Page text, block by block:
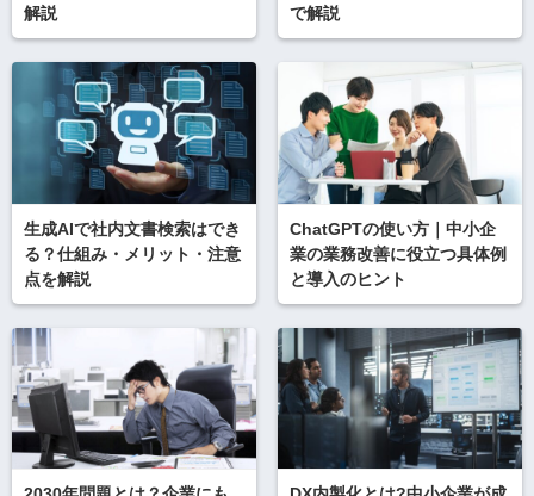
解説
で解説
生成AIで社内文書検索はでき
る？仕組み・メリット・注意
点を解説
ChatGPTの使い方｜中小企
業の業務改善に役立つ具体例
と導入のヒント